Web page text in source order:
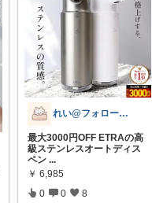
れい@フォロー＆経由購入感謝です♪
最大3000円OFF ETRAの高
級ステンレスオートディス
ペン ...
￥ 6,985
0 0 8